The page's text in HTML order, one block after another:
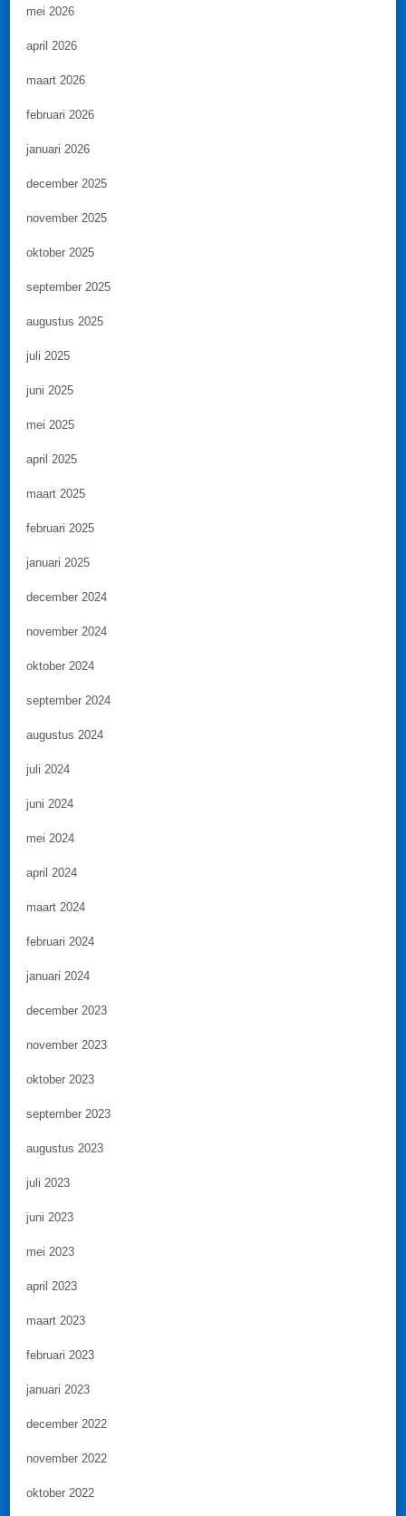
mei 2026
april 2026
maart 2026
februari 2026
januari 2026
december 2025
november 2025
oktober 2025
september 2025
augustus 2025
juli 2025
juni 2025
mei 2025
april 2025
maart 2025
februari 2025
januari 2025
december 2024
november 2024
oktober 2024
september 2024
augustus 2024
juli 2024
juni 2024
mei 2024
april 2024
maart 2024
februari 2024
januari 2024
december 2023
november 2023
oktober 2023
september 2023
augustus 2023
juli 2023
juni 2023
mei 2023
april 2023
maart 2023
februari 2023
januari 2023
december 2022
november 2022
oktober 2022